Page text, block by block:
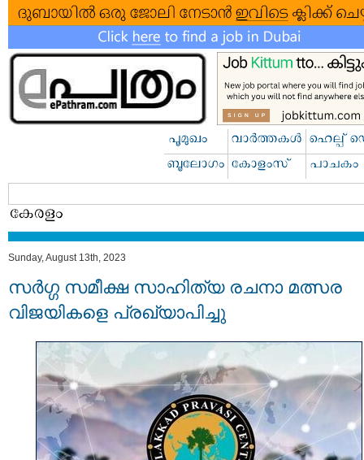
Sunday, August 13th, 2023
സർഗ്ഗ സമീക്ഷ സാഹിത്യ രചനാ മത്സര
വിജയികളെ പ്രഖ്യാപിച്ചു